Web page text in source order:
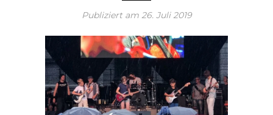
Publiziert am 26. Juli 2019